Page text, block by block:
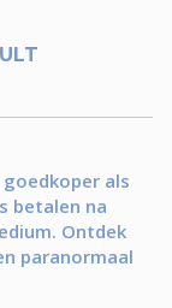
goedkoper als
betalen na
Ontdek
paranormaal